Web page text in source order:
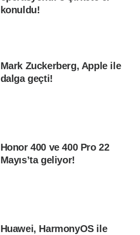
konuldu!
Mark Zuckerberg, Apple ile
dalga geçti!
Honor 400 ve 400 Pro 22
Mayıs’ta geliyor!
Huawei, HarmonyOS ile